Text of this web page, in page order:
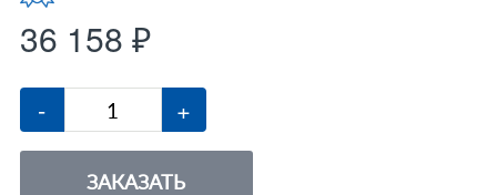
36 158 ₽
- +
ЗАКАЗАТЬ